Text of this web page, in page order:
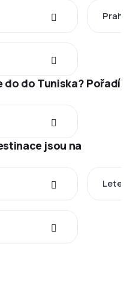
Praha
do Tuniska? Pořadí
jsou na